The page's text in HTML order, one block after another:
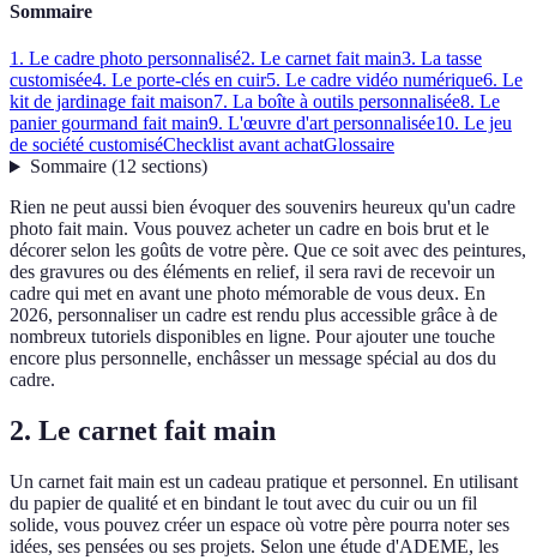
Sommaire
1. Le cadre photo personnalisé2. Le carnet fait main3. La tasse
customisée4. Le porte-clés en cuir5. Le cadre vidéo numérique6. Le
kit de jardinage fait maison7. La boîte à outils personnalisée8. Le
panier gourmand fait main9. L'œuvre d'art personnalisée10. Le jeu
de société customiséChecklist avant achatGlossaire
Sommaire(12 sections)
Rien ne peut aussi bien évoquer des souvenirs heureux qu'un cadre
photo fait main. Vous pouvez acheter un cadre en bois brut et le
décorer selon les goûts de votre père. Que ce soit avec des peintures,
des gravures ou des éléments en relief, il sera ravi de recevoir un
cadre qui met en avant une photo mémorable de vous deux. En
2026, personnaliser un cadre est rendu plus accessible grâce à de
nombreux tutoriels disponibles en ligne. Pour ajouter une touche
encore plus personnelle, enchâsser un message spécial au dos du
cadre.
2. Le carnet fait main
Un carnet fait main est un cadeau pratique et personnel. En utilisant
du papier de qualité et en bindant le tout avec du cuir ou un fil
solide, vous pouvez créer un espace où votre père pourra noter ses
idées, ses pensées ou ses projets. Selon une étude d'ADEME, les